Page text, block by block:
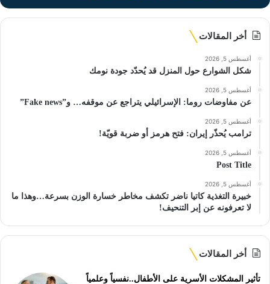
أخر المقالات
أغسطس 5, 2026
شكل الشوارع حول المنزل قد يُحدّد جودة نومك
أغسطس 5, 2026
عن مفاوضات روما: الإسرائيلي يتراجع عن موقفه… و”Fake news”
أغسطس 5, 2026
ترامب يُحذّر إيران: فتح هرمز أو ضربة قويّة!
أغسطس 5, 2026
Post Title
أغسطس 5, 2026
خبيرة التغذية كاتيا ناضر تكشف مخاطر خسارة الوزن بسرعة…وهذا ما
لا تعرفونه عن إبر التنحيف!
أخر المقالات
تأثير المشكلات الأسرية على الأطفال..نفسياً وعلمياً